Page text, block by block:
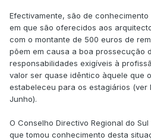
Efectivamente, são de
em que são oferecidos aos
com o montante de 500 euros de
põem em causa a boa prossecução
responsabilidades exigíveis à
valor ser quase idêntico àquele que
estabeleceu para os estagiários (ver
Junho).
O Conselho Directivo Regional do
que tomou conhecimento desta